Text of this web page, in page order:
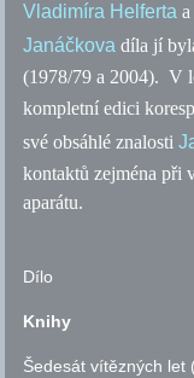
Vladimíra Helferta
Janáčkova díla jí
(1978/79 a 2004). V
kompletní edici
své obsáhlé znalosti
kontaktů zejména při
aparátu.
Dílo
Knihy
Šedesát vítězných let